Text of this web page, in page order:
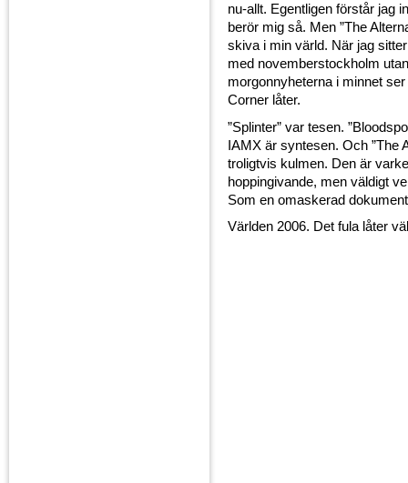
nu-allt. Egentligen förstår jag
berör mig så. Men ”The
skiva i min värld. När jag
med novemberstockholm
morgonnyheterna i minnet
Corner låter.
”Splinter” var tesen.
IAMX är syntesen. Och ”The
troligtvis kulmen. Den är
hoppingivande, men väldigt
Som en omaskerad
Världen 2006. Det fula låter